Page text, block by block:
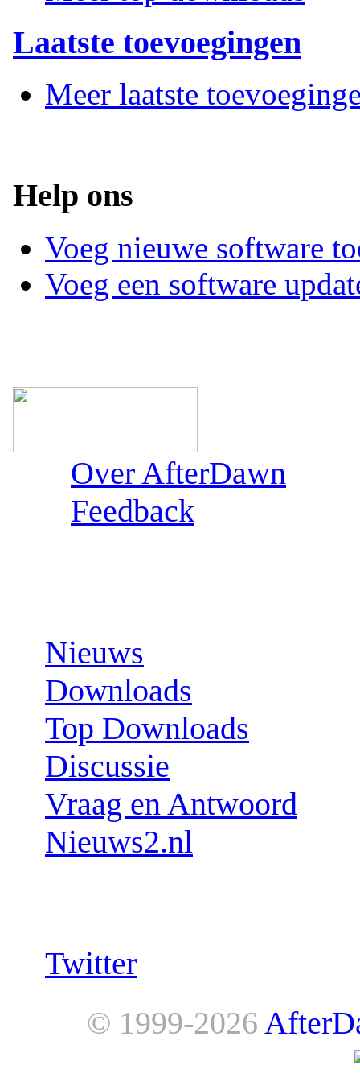
Laatste toevoegingen
Meer laatste
Help ons
Voeg nieuwe software
Voeg een software
Over AfterDawn
Feedback
Nieuws
Downloads
Top Downloads
Discussie
Vraag en Antwoord
Nieuws2.nl
Twitter
© 1999-2026